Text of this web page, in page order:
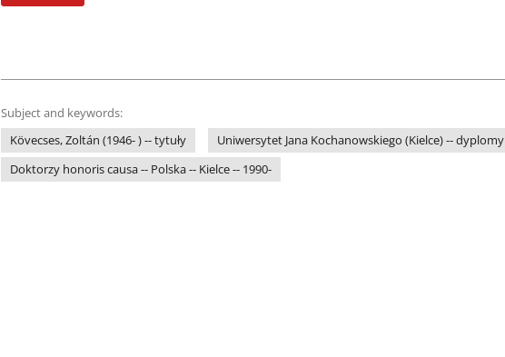
Subject and keywords:
Kövecses, Zoltán (1946- ) -- tytuły
Uniwersytet Jana Kochanowskiego (Kielce) -- dyplomy
Doktorzy honoris causa -- Polska -- Kielce -- 1990-